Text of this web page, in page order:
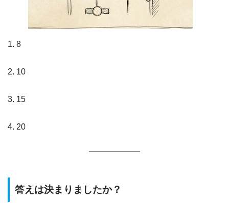
1. 8
2. 10
3. 15
4. 20
答えは決まりましたか？